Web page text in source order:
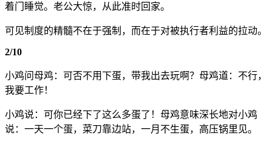
着门睡觉。老公大惊，从此准时回家。
可见制度的精髓不在于强制，而在于对被执行者利益的拉动。
2/10
小鸡问母鸡：可否不用下蛋，带我出去玩啊？母鸡道：不行，
我要工作！
小鸡说：可你已经下了这么多蛋了！母鸡意味深长地对小鸡
说：一天一个蛋，菜刀靠边站，一月不生蛋，高压锅里见。